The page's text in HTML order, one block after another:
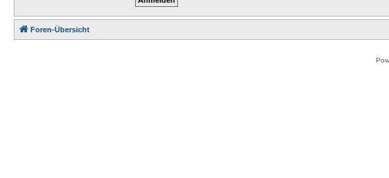
Foren-Übersicht